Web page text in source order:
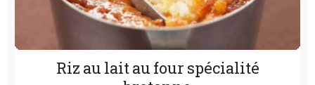
Riz au lait au four spécialité